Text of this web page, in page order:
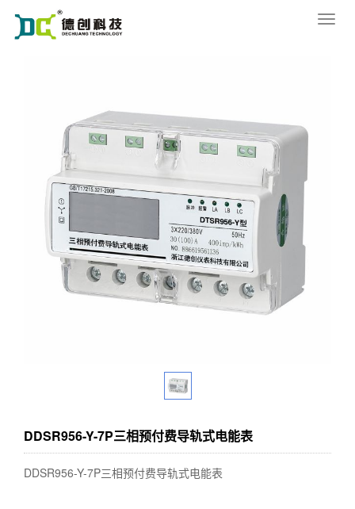
导
您的位置： 网站首页
DDSR956-Y-7P三相预付费导轨式电能表
DDSR956-Y-7P三相预付费导轨式电能表